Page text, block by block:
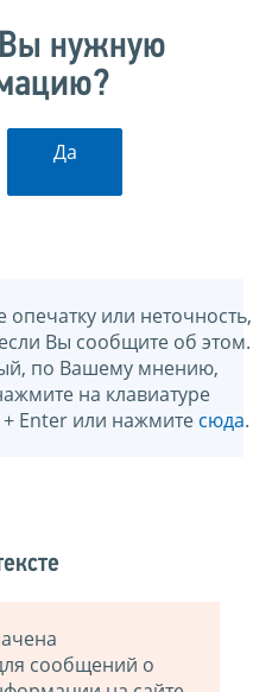
нужную
Да
опечатку или неточность,
Вы сообщите об этом.
по Вашему мнению,
на клавиатуре
Enter или нажмите сюда.
сообщений о